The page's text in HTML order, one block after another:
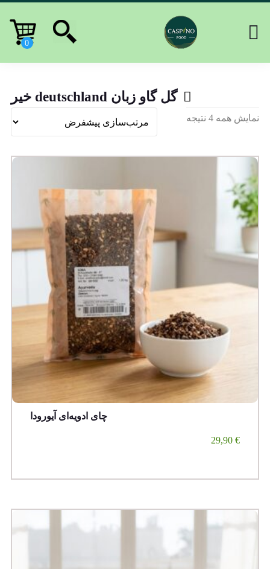
گل گاو زبان deutschland خیر
نمایش همه 4 نتیجه
چای ادویه‌ای آیورودا
€
29,90